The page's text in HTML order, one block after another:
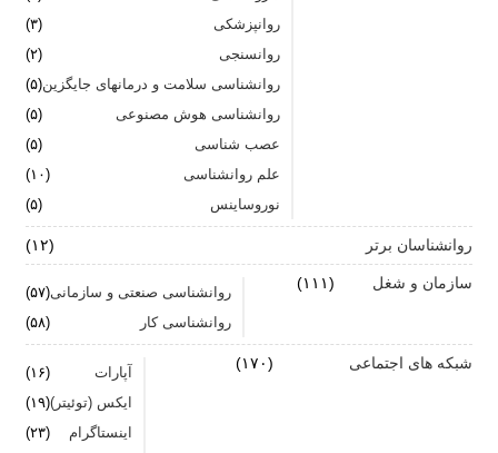
جنگ اضطراب با مواد خوراکی
اضطراب را برای خود پر رنگ نکنید
برای بهبود سلامت روان لازم است روزانه از آن مراقبت
روانپزشکی
(۳)
روانسنجی
(۲)
روانشناسی سلامت و درمانهای جایگزین(۵)
روانشناسی هوش مصنوعی
(۵)
عصب شناسی
(۵)
علم روانشناسی
(۱۰)
نوروساینس
(۵)
روانشناسان برتر (۱۲)
سازمان و شغل (۱۱۱)
روانشناسی صنعتی و سازمانی(۵۷)
روانشناسی کار
(۵۸)
شبکه های اجتماعی (۱۷۰)
آپارات
(۱۶)
ایکس (توئیتر)(۱۹)
اینستاگرام
(۲۳)